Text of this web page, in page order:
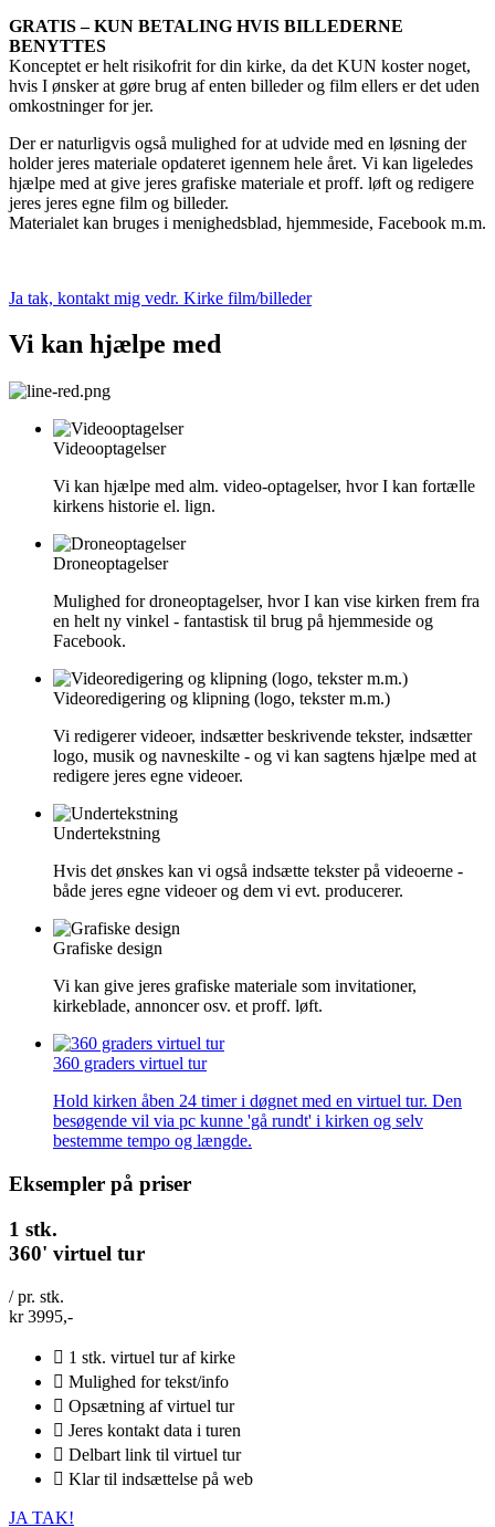
GRATIS – KUN BETALING HVIS BILLEDERNE
BENYTTES
Konceptet er helt risikofrit for din kirke, da det KUN koster noget,
hvis I ønsker at gøre brug af enten billeder og film ellers er det uden
omkostninger for jer.
Der er naturligvis også mulighed for at udvide med en løsning der
holder jeres materiale opdateret igennem hele året. Vi kan ligeledes
hjælpe med at give jeres grafiske materiale et proff. løft og redigere
jeres jeres egne film og billeder.
Materialet kan bruges i menighedsblad, hjemmeside, Facebook m.m.
Ja tak, kontakt mig vedr. Kirke film/billeder
Vi kan hjælpe med
Videooptagelser
Vi kan hjælpe med alm. video-optagelser, hvor I kan fortælle
kirkens historie el. lign.
Droneoptagelser
Mulighed for droneoptagelser, hvor I kan vise kirken frem fra
en helt ny vinkel - fantastisk til brug på hjemmeside og
Facebook.
Videoredigering og klipning (logo, tekster m.m.)
Vi redigerer videoer, indsætter beskrivende tekster, indsætter
logo, musik og navneskilte - og vi kan sagtens hjælpe med at
redigere jeres egne videoer.
Undertekstning
Hvis det ønskes kan vi også indsætte tekster på videoerne -
både jeres egne videoer og dem vi evt. producerer.
Grafiske design
Vi kan give jeres grafiske materiale som invitationer,
kirkeblade, annoncer osv. et proff. løft.
360 graders virtuel tur
Hold kirken åben 24 timer i døgnet med en virtuel tur. Den
besøgende vil via pc kunne 'gå rundt' i kirken og selv
bestemme tempo og længde.
Eksempler på priser
1 stk.
360' virtuel tur
/ pr. stk.
kr 3995,-
1 stk. virtuel tur af kirke
Mulighed for tekst/info
Opsætning af virtuel tur
Jeres kontakt data i turen
Delbart link til virtuel tur
Klar til indsættelse på web
JA TAK!